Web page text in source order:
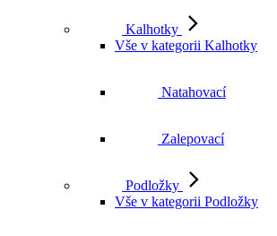
Kalhotky
Vše v kategorii Kalhotky
Natahovací
Zalepovací
Podložky
Vše v kategorii Podložky